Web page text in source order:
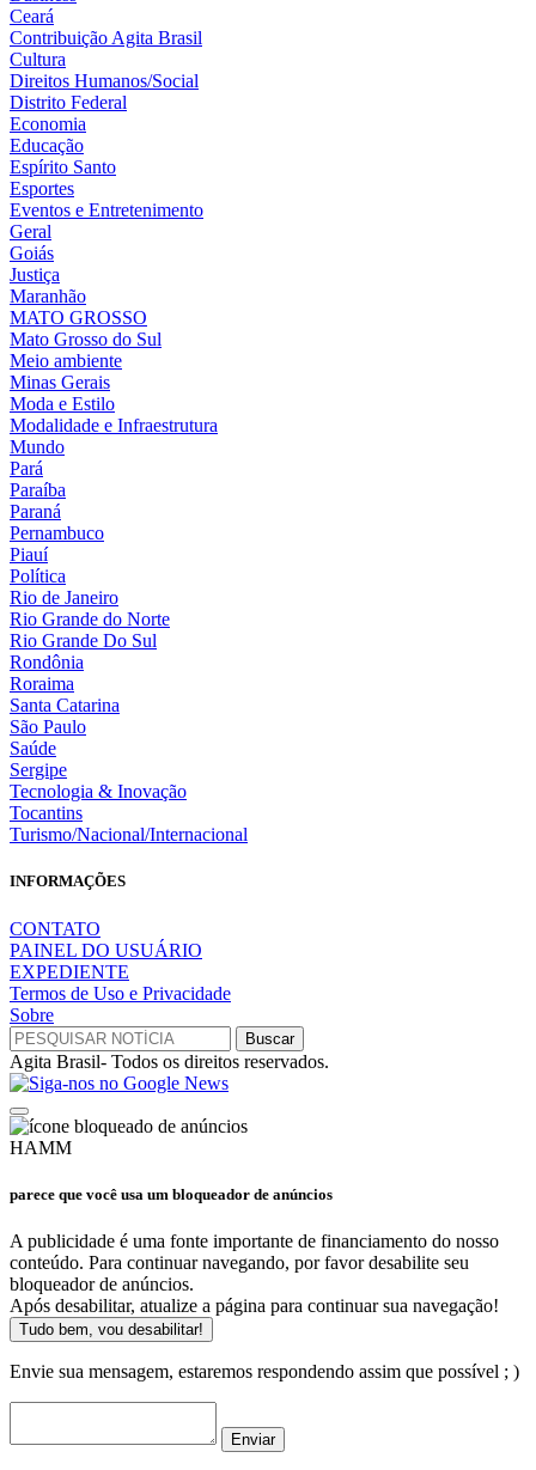
Ceará
Contribuição Agita Brasil
Cultura
Direitos Humanos/Social
Distrito Federal
Economia
Educação
Espírito Santo
Esportes
Eventos e Entretenimento
Geral
Goiás
Justiça
Maranhão
MATO GROSSO
Mato Grosso do Sul
Meio ambiente
Minas Gerais
Moda e Estilo
Modalidade e Infraestrutura
Mundo
Pará
Paraíba
Paraná
Pernambuco
Piauí
Política
Rio de Janeiro
Rio Grande do Norte
Rio Grande Do Sul
Rondônia
Roraima
Santa Catarina
São Paulo
Saúde
Sergipe
Tecnologia & Inovação
Tocantins
Turismo/Nacional/Internacional
INFORMAÇÕES
CONTATO
PAINEL DO USUÁRIO
EXPEDIENTE
Termos de Uso e Privacidade
Sobre
Agita Brasil- Todos os direitos reservados.
HAMM
parece que você usa um bloqueador de anúncios
A publicidade é uma fonte importante de financiamento do nosso
conteúdo. Para continuar navegando, por favor desabilite seu
bloqueador de anúncios.
Após desabilitar, atualize a página para continuar sua navegação!
Tudo bem, vou desabilitar!
Envie sua mensagem, estaremos respondendo assim que possível ; )
Enviar